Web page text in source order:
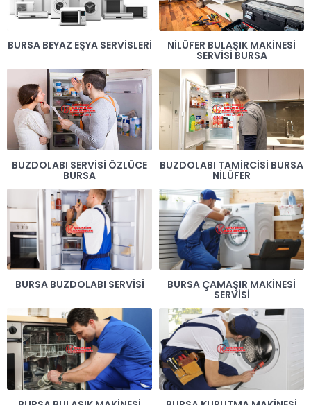
BURSA BEYAZ EŞYA SERVISLERI
NILÜFER BULAŞIK MAKINESI
SERVISI BURSA
BUZDOLABI SERVISI ÖZLÜCE
BURSA
BUZDOLABI TAMIRCISI BURSA
NILÜFER
BURSA BUZDOLABI SERVISI
BURSA ÇAMAŞIR MAKINESI
SERVISI